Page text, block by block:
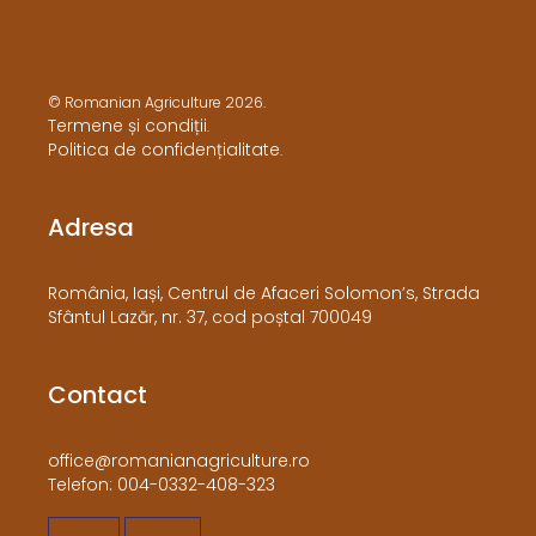
© Romanian Agriculture 2026.
Termene și condiții.
Politica de confidențialitate.
Adresa
​România, Iași, Centrul de Afaceri Solomon’s, Strada
Sfântul Lazăr, nr. 37, cod poștal 700049
Contact
office@romanianagriculture.ro
Telefon: 004-0332-408-323